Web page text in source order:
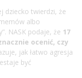
dziecko twierdzi, że
albo
NASK podaje, że 17
ocenić, czy
jak łatwo agresja
być